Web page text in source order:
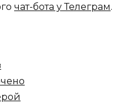
чат-бота у Телеграм.